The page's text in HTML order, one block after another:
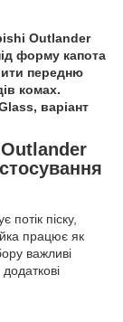
Outlander
форму капота
передню
комах.
варіант
потік піску,
працює як
важливі